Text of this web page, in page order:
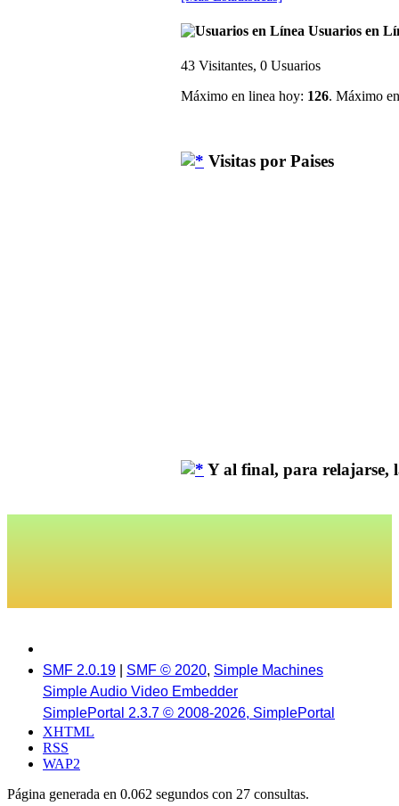
Usuarios en
43 Visitantes, 0 Usuarios
Máximo en linea hoy: 126. Máximo
Visitas por Paises
Y al final, para relajarse,
SMF 2.0.19 SMF © 2020, Simple Machines
Simple Audio Video Embedder
SimplePortal 2.3.7 © 2008-2026, SimplePortal
XHTML
RSS
WAP2
Página generada en 0.062 segundos con 27 consultas.